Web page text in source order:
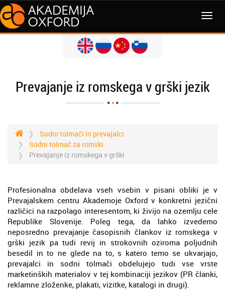
MENI
Prevajanje iz romskega v grški jezik
Sodni tolmači in prevajalci
Sodni tolmač za romski
Prevajanje iz romskega v grški
Profesionalna obdelava vseh vsebin v pisani obliki je v
Prevajalskem centru Akademoje Oxford v konkretni jezični
različici na razpolago interesentom, ki živijo na ozemlju cele
Republike Slovenije. Poleg tega, da lahko izvedemo
neposredno prevajanje časopisnih člankov iz romskega v
grški jezik pa tudi revij in strokovnih oziroma poljudnih
besedil in to ne glede na to, s katero temo se ukvarjajo,
prevajalci in sodni tolmači obdelujejo tudi vse vrste
marketinških materialov v tej kombinaciji jezikov (PR članki,
reklamne zloženke, plakati, vizitke, katalogi in drugi).